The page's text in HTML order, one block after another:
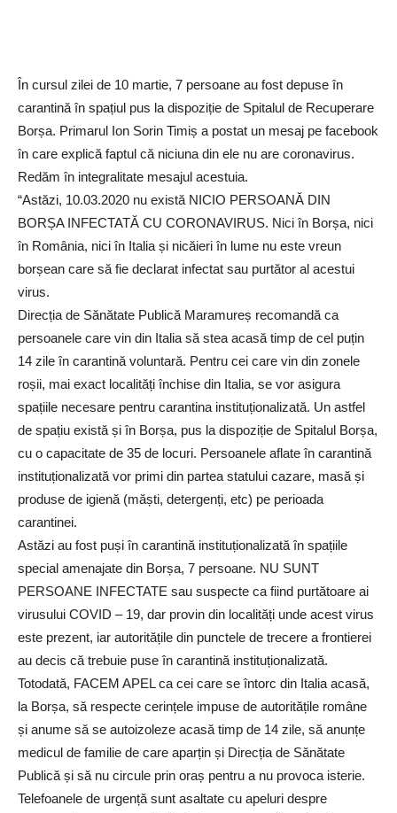
În cursul zilei de 10 martie, 7 persoane au fost depuse în
carantină în spațiul pus la dispoziție de Spitalul de Recuperare
Borșa. Primarul Ion Sorin Timiș a postat un mesaj pe facebook
în care explică faptul că niciuna din ele nu are coronavirus.
Redăm în integralitate mesajul acestuia.
“Astăzi, 10.03.2020 nu există NICIO PERSOANĂ DIN
BORȘA INFECTATĂ CU CORONAVIRUS. Nici în Borșa, nici
în România, nici în Italia și nicăieri în lume nu este vreun
borșean care să fie declarat infectat sau purtător al acestui
virus.
Direcția de Sănătate Publică Maramureș recomandă ca
persoanele care vin din Italia să stea acasă timp de cel puțin
14 zile în carantină voluntară. Pentru cei care vin din zonele
roșii, mai exact localități închise din Italia, se vor asigura
spațiile necesare pentru carantina instituționalizată. Un astfel
de spațiu există și în Borșa, pus la dispoziție de Spitalul Borșa,
cu o capacitate de 35 de locuri. Persoanele aflate în carantină
instituționalizată vor primi din partea statului cazare, masă și
produse de igienă (măști, detergenți, etc) pe perioada
carantinei.
Astăzi au fost puși în carantină instituționalizată în spațiile
special amenajate din Borșa, 7 persoane. NU SUNT
PERSOANE INFECTATE sau suspecte ca fiind purtătoare ai
virusului COVID – 19, dar provin din localități unde acest virus
este prezent, iar autoritățile din punctele de trecere a frontierei
au decis că trebuie puse în carantină instituționalizată.
Totodată, FACEM APEL ca cei care se întorc din Italia acasă,
la Borșa, să respecte cerințele impuse de autoritățile române
și anume să se autoizoleze acasă timp de 14 zile, să anunțe
medicul de familie de care aparțin și Direcția de Sănătate
Publică și să nu circule prin oraș pentru a nu provoca isterie.
Telefoanele de urgență sunt asaltate cu apeluri despre